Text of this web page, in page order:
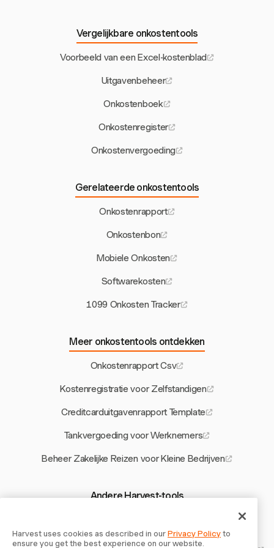
Vergelijkbare onkostentools
Voorbeeld van een Excel-kostenblad
Uitgavenbeheer
Onkostenboek
Onkostenregister
Onkostenvergoeding
Gerelateerde onkostentools
Onkostenrapport
Onkostenbon
Mobiele Onkosten
Softwarekosten
1099 Onkosten Tracker
Meer onkostentools ontdekken
Onkostenrapport Csv
Kostenregistratie voor Zelfstandigen
Creditcarduitgavenrapport Template
Tankvergoeding voor Werknemers
Beheer Zakelijke Reizen voor Kleine Bedrijven
Andere Harvest-tools
Sjabloon voor overeenkomst van zelfstandige in het Russisch
Harvest uses cookies as described in ourPrivacy Policyto
ensure you get the best experience on our website.